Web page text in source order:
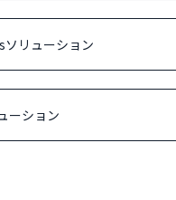
ソリューション
ーション